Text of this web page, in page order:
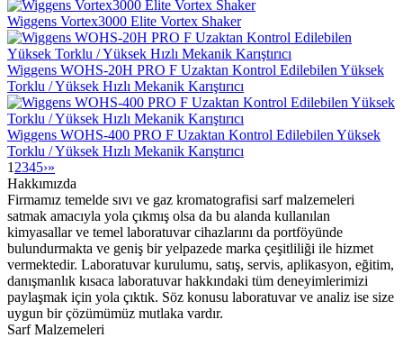
Wiggens Vortex3000 Elite Vortex Shaker
Wiggens WOHS-20H PRO F Uzaktan Kontrol Edilebilen Yüksek
Torklu / Yüksek Hızlı Mekanik Karıştırıcı
Wiggens WOHS-400 PRO F Uzaktan Kontrol Edilebilen Yüksek
Torklu / Yüksek Hızlı Mekanik Karıştırıcı
1 2345›»
Hakkımızda
Firmamız temelde sıvı ve gaz kromatografisi sarf malzemeleri
satmak amacıyla yola çıkmış olsa da bu alanda kullanılan
kimyasallar ve temel laboratuvar cihazlarını da portföyünde
bulundurmakta ve geniş bir yelpazede marka çeşitliliği ile hizmet
vermektedir. Laboratuvar kurulumu, satış, servis, aplikasyon, eğitim,
danışmanlık kısaca laboratuvar hakkındaki tüm deneyimlerimizi
paylaşmak için yola çıktık. Söz konusu laboratuvar ve analiz ise size
uygun bir çözümümüz mutlaka vardır.
Sarf Malzemeleri